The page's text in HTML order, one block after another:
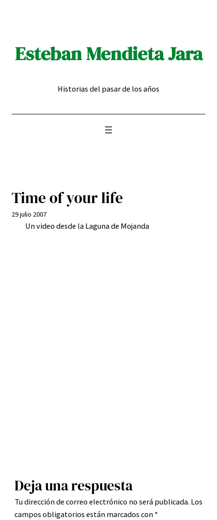
Esteban Mendieta Jara
Historias del pasar de los años
Time of your life
29 julio 2007
Un video desde la Laguna de Mojanda
Deja una respuesta
Tu dirección de correo electrónico no será publicada. Los
campos obligatorios están marcados con *